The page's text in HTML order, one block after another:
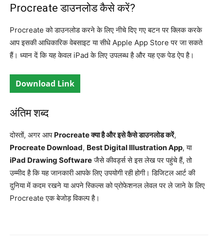
Procreate डाउनलोड कैसे करें?
Procreate को डाउनलोड करने के लिए नीचे दिए गए बटन पर क्लिक करके
आप इसकी आधिकारिक वेबसाइट या सीधे Apple App Store पर जा सकते
हैं। ध्यान दें कि यह केवल iPad के लिए उपलब्ध है और यह एक पेड ऐप है।
Download Link
अंतिम शब्द
दोस्तों, अगर आप Procreate क्या है और इसे कैसे डाउनलोड करें,
Procreate Download, Best Digital Illustration App, या
iPad Drawing Softwareजैसे कीवर्ड्स से इस लेख पर पहुंचे हैं, तो
उम्मीद है कि यह जानकारी आपके लिए उपयोगी रही होगी। डिजिटल आर्ट की
दुनिया में कदम रखने या अपने स्किल्स को प्रोफेशनल लेवल पर ले जाने के लिए
Procreate एक बेजोड़ विकल्प है।